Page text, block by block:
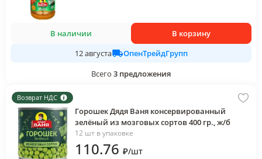
В наличии
В корзину
12 августа
ОпенТрейдГрупп
Всего 3 предложения
Возврат НДС
Горошек Дядя Ваня консервированный
зелёный из мозговых сортов 400 гр., ж/б
12 шт в упаковке
110.76 ₽/шт